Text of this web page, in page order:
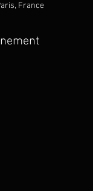
France
»